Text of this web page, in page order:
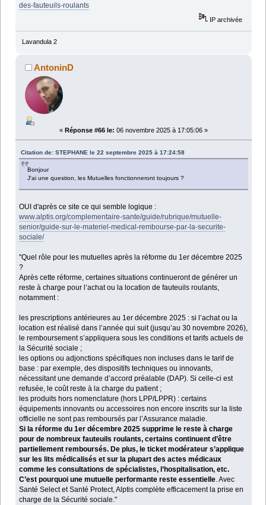
des-fauteuils-roulants
IP archivée
Lavandula 2
AntoninD
« Réponse #66 le: 06 novembre 2025 à 17:05:06 »
Citation de: STEPHANE le 22 septembre 2025 à 17:24:58
Bonjour
J'ai une question, les Mutuelles fonctionneront toujours ?
OUI d'après ce site ce qui semble logique :
www.alptis.org/complementaire-sante/guide/rubrique/mutuelle-
senior/guide-sur-le-materiel-medical-rembourse-par-la-securite-
sociale/
"Quel rôle pour les mutuelles après la réforme du 1er décembre 2025
?
Après cette réforme, certaines situations continueront de générer un
reste à charge pour l’achat ou la location de fauteuils roulants,
notamment :
les prescriptions antérieures au 1er décembre 2025 : si l’achat ou la
location est réalisé dans l’année qui suit (jusqu’au 30 novembre 2026),
le remboursement s’appliquera sous les conditions et tarifs actuels de
la Sécurité sociale ;
les options ou adjonctions spécifiques non incluses dans le tarif de
base : par exemple, des dispositifs techniques ou innovants,
nécessitant une demande d’accord préalable (DAP). Si celle-ci est
refusée, le coût reste à la charge du patient ;
les produits hors nomenclature (hors LPP/LPPR) : certains
équipements innovants ou accessoires non encore inscrits sur la liste
officielle ne sont pas remboursés par l’Assurance maladie.
Si la réforme du 1er décembre 2025 supprime le reste à charge
pour de nombreux fauteuils roulants, certains continuent d’être
partiellement remboursés. De plus, le ticket modérateur s’applique
sur les lits médicalisés et sur la plupart des actes médicaux
comme les consultations de spécialistes, l’hospitalisation, etc.
C’est pourquoi une mutuelle performante reste essentielle. Avec
Santé Select et Santé Protect, Alptis complète efficacement la prise en
charge de la Sécurité sociale."